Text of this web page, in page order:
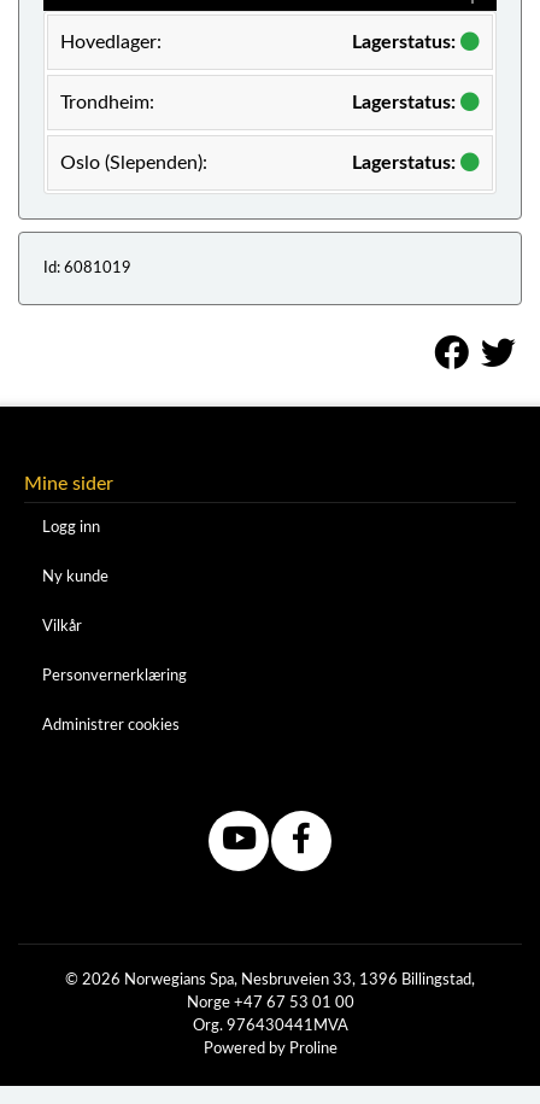
Hovedlager: Lagerstatus:
Trondheim: Lagerstatus:
Oslo (Slependen): Lagerstatus:
Id: 6081019
Mine sider
Logg inn
Ny kunde
Vilkår
Personvernerklæring
Administrer cookies
© 2026 Norwegians Spa, Nesbruveien 33, 1396 Billingstad,
Norge +47 67 53 01 00
Org. 976430441MVA
Powered by Proline